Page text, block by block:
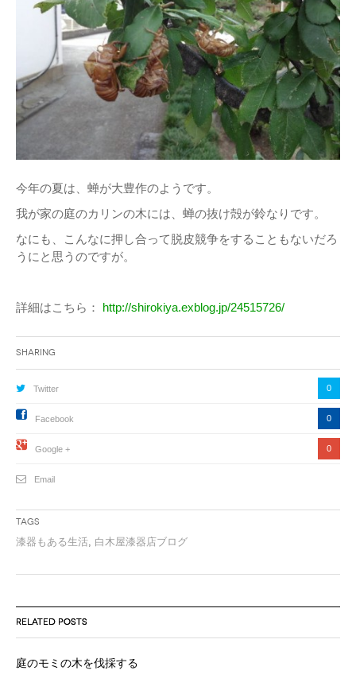
今年の夏は、蝉が大豊作のようです。
我が家の庭のカリンの木には、蝉の抜け殻が鈴なりです。
なにも、こんなに押し合って脱皮競争をすることもないだろ
うにと思うのですが。
詳細はこちら： http://shirokiya.exblog.jp/24515726/
Sharing
Twitter 0
Facebook 0
Google + 0
Email
Tags
漆器もある生活, 白木屋漆器店ブログ
RELATED POSTS
庭のモミの木を伐採する